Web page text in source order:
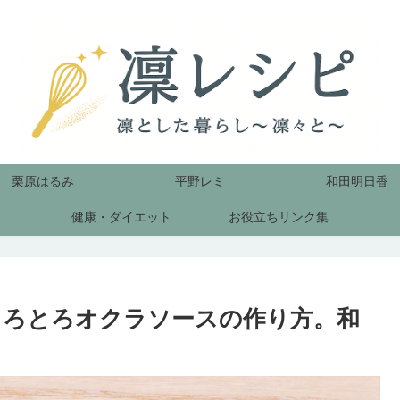
栗原はるみ 平野レミ 和田明日香
健康・ダイエット お役立ちリンク集
とろオクラソースの作り方。和